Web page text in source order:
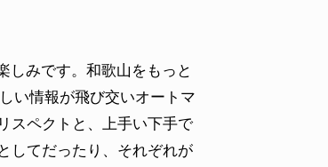
みです。和歌山をもっと
い情報が飛び交いオートマ
スペクトと、上手い下手で
してだったり、それぞれが